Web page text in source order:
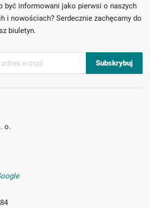
etykietowania
być informowani jako pierwsi o naszych
i nowościach? Serdecznie zachęcamy do
biuletyn.
Subskrybuj
o.